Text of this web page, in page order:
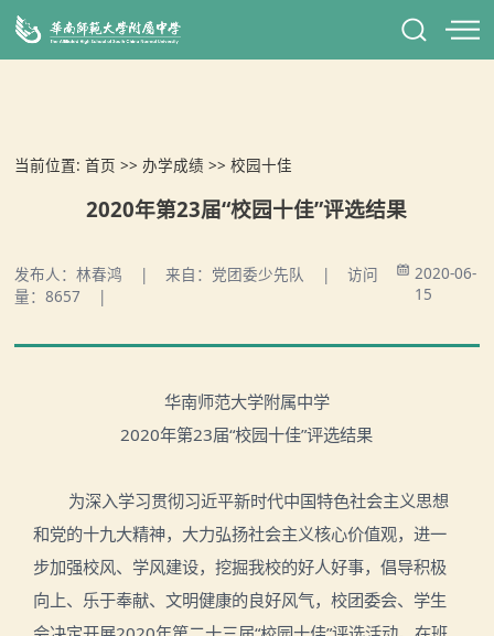
当前位置:首页 >>办学成绩 >>校园十佳
2020年第23届“校园十佳”评选结果
发布人：林春鸿 | 来自：党团委少先队 | 访问
量：8657 |
2020-06-
15
华南师范大学附属中学
2020年第23届“校园十佳”评选结果
为深入学习贯彻习近平新时代中国特色社会主义思想
和党的十九大精神，大力弘扬社会主义核心价值观，进一
步加强校风、学风建设，挖掘我校的好人好事，倡导积极
向上、乐于奉献、文明健康的良好风气，校团委会、学生